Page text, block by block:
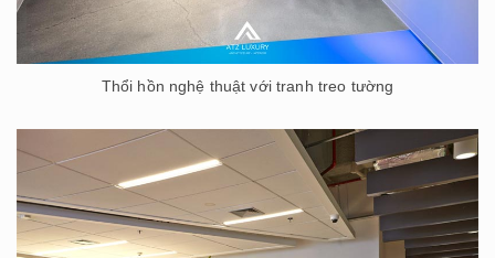
Thổi hồn nghệ thuật với tranh treo tường